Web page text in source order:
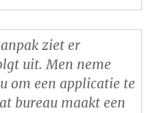
ziet er
uit. Men neme
om een applicatie te
bureau maakt een